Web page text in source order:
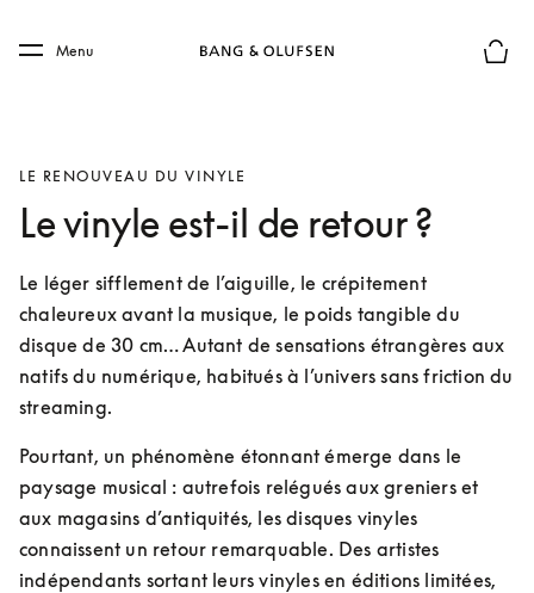
Skip to main footer
Menu
LE RENOUVEAU DU VINYLE
Le vinyle est-il de retour ?
Le léger sifflement de l’aiguille, le crépitement
chaleureux avant la musique, le poids tangible du
disque de 30 cm… Autant de sensations étrangères aux
natifs du numérique, habitués à l’univers sans friction du
streaming.
Pourtant, un phénomène étonnant émerge dans le
paysage musical : autrefois relégués aux greniers et
aux magasins d’antiquités, les disques vinyles
connaissent un retour remarquable. Des artistes
indépendants sortant leurs vinyles en éditions limitées,